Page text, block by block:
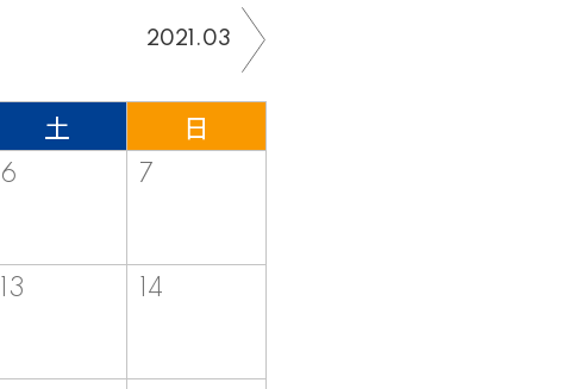
2021.03
土 日
6 7
13 14